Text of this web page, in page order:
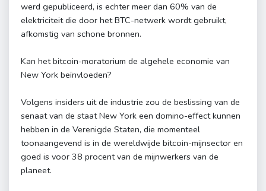
werd gepubliceerd, is echter meer dan 60% van de
elektriciteit die door het BTC-netwerk wordt gebruikt,
afkomstig van schone bronnen.
Kan het bitcoin-moratorium de algehele economie van
New York beïnvloeden?
Volgens insiders uit de industrie zou de beslissing van de
senaat van de staat New York een domino-effect kunnen
hebben in de Verenigde Staten, die momenteel
toonaangevend is in de wereldwijde bitcoin-mijnsector en
goed is voor 38 procent van de mijnwerkers van de
planeet.